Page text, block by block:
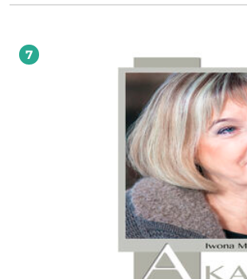
przedstawia nowatorski program COACHINGU
wydajność, lepiej radzić sobie z zadaniami w
o sobie i poprawić komunikację z bliskimi. Autorka,
podpowiada rodzicom dzieci z ADHD, jak
DZIĘKI TYM WSKAZÓWKOM I STRATEGIOM ŻYCIE Z
Książkę ADHD. Twój mózg jest OK poleca najlepszy
psychiatra dr Tomasz Kowalczyk, który był
pierwsza książka o ADHD, w której autorka nie
motywacji, przedstawia sposoby na to, jak realnie,
sposób zapobiec ich pojawianiu się. POKOCHAJ
7